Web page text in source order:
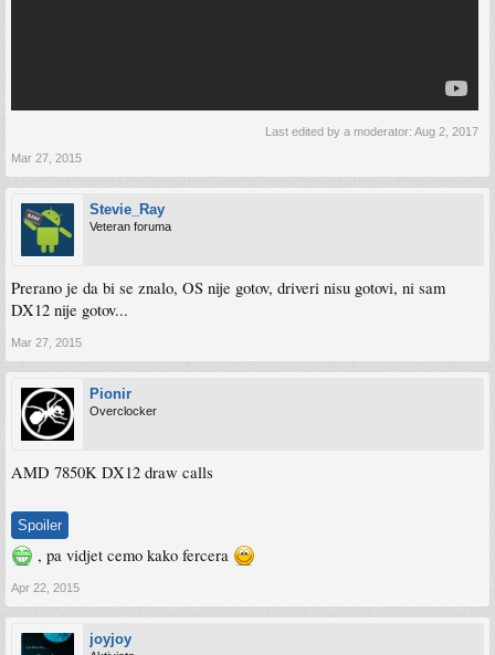
Last edited by a moderator: Aug 2, 2017
Mar 27, 2015
Stevie_Ray
Veteran foruma
Prerano je da bi se znalo, OS nije gotov, driveri nisu gotovi, ni sam
DX12 nije gotov...
Mar 27, 2015
Pionir
Overclocker
AMD 7850K DX12 draw calls
Spoiler
, pa vidjet cemo kako fercera
Apr 22, 2015
joyjoy